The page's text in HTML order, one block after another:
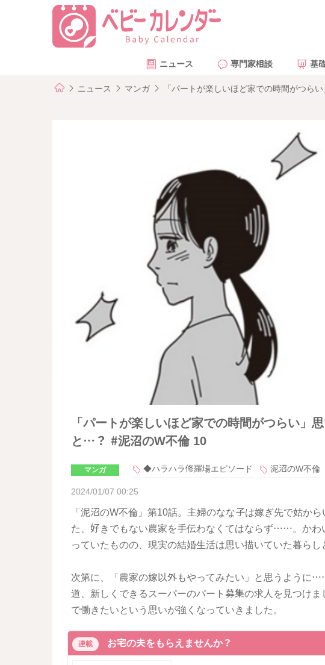
ニュース 専門家相談 基
ニュース マンガ 「パートが楽しいほど家での時間がつら
「パートが楽しいほど家での時間がつらい」
と…？ #泥沼のW不倫 10
マンガ ◆ハラハラ修羅場エピソード 泥沼のW不倫
2024/01/07 00:25
「泥沼のW不倫」第10話。主婦のなな子は嫁ぎ先で姑か
た、好きでもない農家を手伝わなくてはならず……。かわ
っていたものの、現実の結婚生活は思い描いていた暮らし
次第に、「農家の嫁以外もやってみたい」と思うように
道、新しくできるスーパーのパート募集の求人を見つけ
で働きたいという思いが強くなっていきました。
連載 お宅の夫をもらえませんか？